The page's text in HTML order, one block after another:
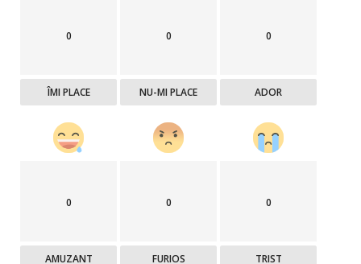
0
ÎMI PLACE
0
NU-MI PLACE
0
ADOR
0
AMUZANT
0
FURIOS
0
TRIST